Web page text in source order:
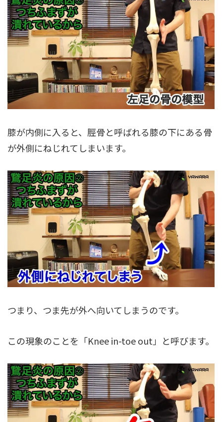
膝が内側に入ると、脛骨と呼ばれる膝の下にある骨
が外側にねじれてしまいます。
つまり、つま先が外へ向いてしまうのです。
この現象のことを「Knee in-toe out」と呼びます。